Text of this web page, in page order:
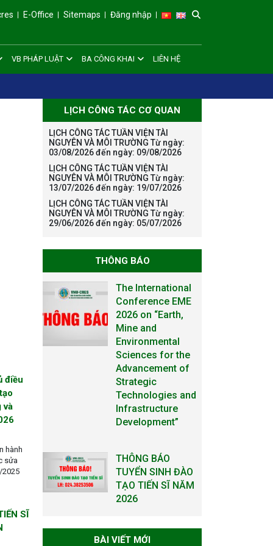
E-Office Sitemaps Đăng nhập
VB PHÁP LUẬT BA CÔNG KHAI LIÊN HỆ
điều
và
hành
sửa
2025
SĨ
LỊCH CÔNG TÁC CƠ QUAN
LỊCH CÔNG TÁC TUẦN VIỆN TÀI
NGUYÊN VÀ MÔI TRƯỜNG Từ ngày:
03/08/2026 đến ngày: 09/08/2026
LỊCH CÔNG TÁC TUẦN VIỆN TÀI
NGUYÊN VÀ MÔI TRƯỜNG Từ ngày:
13/07/2026 đến ngày: 19/07/2026
LỊCH CÔNG TÁC TUẦN VIỆN TÀI
NGUYÊN VÀ MÔI TRƯỜNG Từ ngày:
29/06/2026 đến ngày: 05/07/2026
THÔNG BÁO
The International
Conference EME
2026 on “Earth,
Mine and
Environmental
Sciences for the
Advancement of
Strategic
Technologies and
Infrastructure
Development”
THÔNG BÁO
TUYỂN SINH ĐÀO
TẠO TIẾN SĨ NĂM
2026
THÔNG BÁO KẾ
BÀI VIẾT MỚI